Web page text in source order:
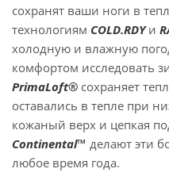
сохранят ваши ноги в
технологиям COLD.RDYи
холодную и влажную
комфортом исследовать
PrimaLoft® сохраняет
оставались в тепле при
кожаный верх и цепкая
Continental™ делают эти
любое время года.